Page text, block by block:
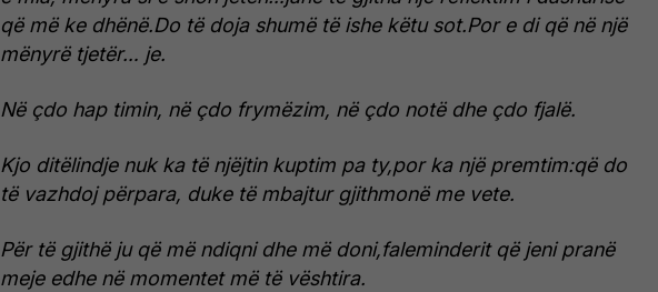
që më ke dhënë.Do të doja shumë të ishe këtu sot.Por e di që në një
mënyrë tjetër… je.
Në çdo hap timin, në çdo frymëzim, në çdo notë dhe çdo fjalë.
Kjo ditëlindje nuk ka të njëjtin kuptim pa ty,por ka një premtim:që do
të vazhdoj përpara, duke të mbajtur gjithmonë me vete.
Për të gjithë ju që më ndiqni dhe më doni,faleminderit që jeni pranë
meje edhe në momentet më të vështira.